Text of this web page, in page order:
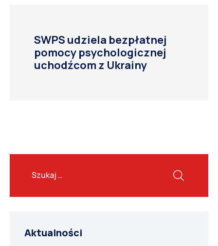
SWPS udziela bezpłatnej
pomocy psychologicznej
uchodźcom z Ukrainy
Aktualności